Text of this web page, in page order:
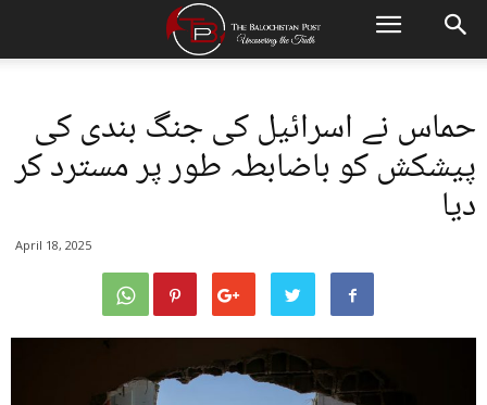
حماس نے اسرائیل کی جنگ بندی کی
پیشکش کو باضابطہ طور پر مسترد کر
دیا
April 18, 2025